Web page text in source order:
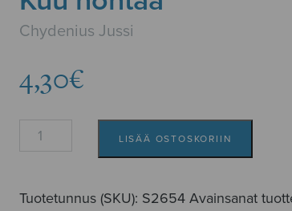
Chydenius Jussi
4,30€
Kuu
LISÄÄ OSTOSKORIIN
Tuotetunnus (SKU): S2654 Avainsanat